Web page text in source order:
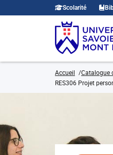
Scolarité
Accueil Catalogue
RES306 Projet